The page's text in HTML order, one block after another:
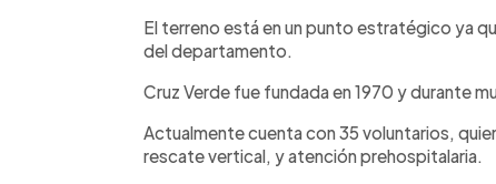
El terreno está en un punto estratégico ya
del departamento.
Cruz Verde fue fundada en 1970 y durante
Actualmente cuenta con 35 voluntarios,
rescate vertical, y atención prehospitalaria.